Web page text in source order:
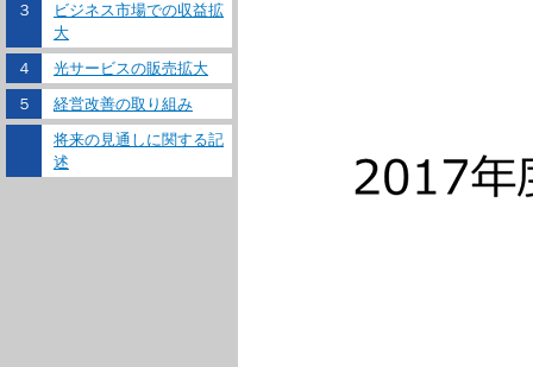
３
ビジネス市場での収益拡
大
４
光サービスの販売拡大
５
経営改善の取り組み
将来の見通しに関する記
述